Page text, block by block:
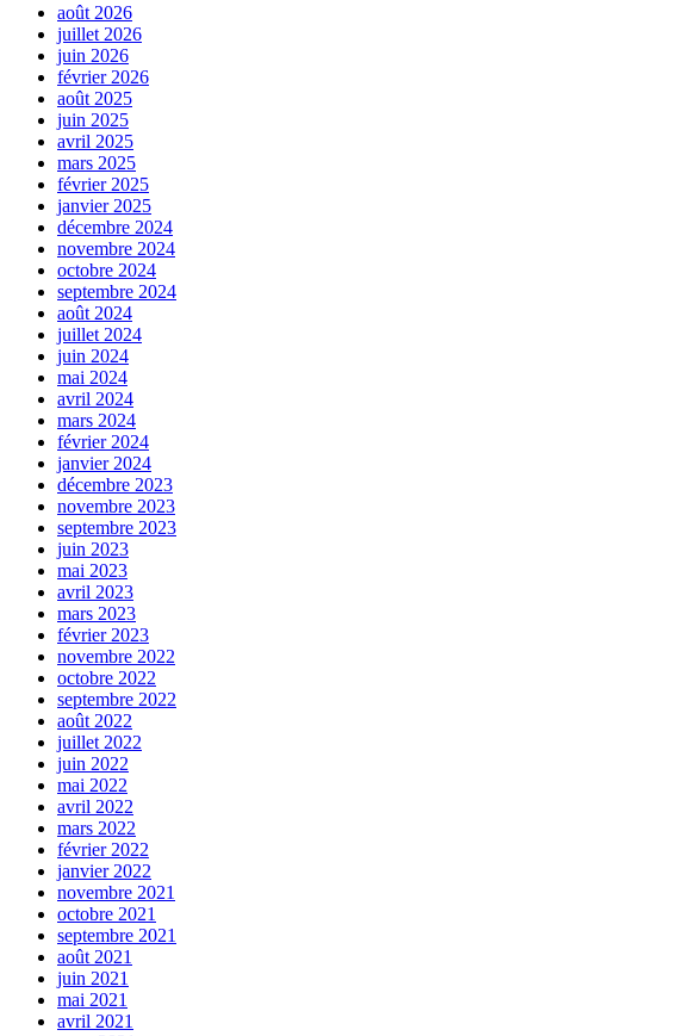
août 2026
juillet 2026
juin 2026
février 2026
août 2025
juin 2025
avril 2025
mars 2025
février 2025
janvier 2025
décembre 2024
novembre 2024
octobre 2024
septembre 2024
août 2024
juillet 2024
juin 2024
mai 2024
avril 2024
mars 2024
février 2024
janvier 2024
décembre 2023
novembre 2023
septembre 2023
juin 2023
mai 2023
avril 2023
mars 2023
février 2023
novembre 2022
octobre 2022
septembre 2022
août 2022
juillet 2022
juin 2022
mai 2022
avril 2022
mars 2022
février 2022
janvier 2022
novembre 2021
octobre 2021
septembre 2021
août 2021
juin 2021
mai 2021
avril 2021